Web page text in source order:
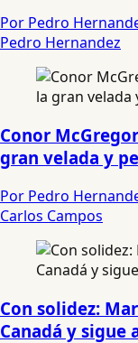
Por Pedro
Pedro Hernandez
Conor
gran velada y
Por Pedro
Carlos Campos
Con solidez:
Canadá y sigue